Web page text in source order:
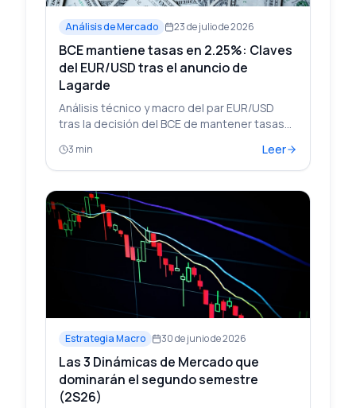
Análisis de Mercado 23 de julio de 2026
BCE mantiene tasas en 2.25%: Claves
del EUR/USD tras el anuncio de
Lagarde
Análisis técnico y macro del par EUR/USD
tras la decisión del BCE de mantener tasas
y contexto educativo broker-neutral.
3 min Leer
Estrategia Macro 30 de junio de 2026
Las 3 Dinámicas de Mercado que
dominarán el segundo semestre
(2S26)